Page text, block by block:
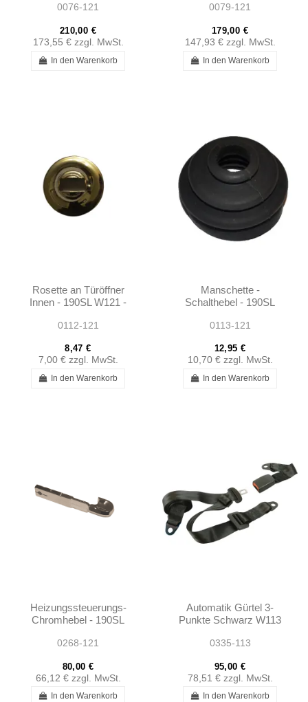
1897680202
0076-121
210,00 €
173,55 € zzgl. MwSt.
In den Warenkorb
0079-121
179,00 €
147,93 € zzgl. MwSt.
In den Warenkorb
Rosette an Türöffner
Innen - 190SL W121 -
0112-121
8,47 €
7,00 € zzgl. MwSt.
In den Warenkorb
Manschette -
Schalthebel - 190SL
0113-121
12,95 €
10,70 € zzgl. MwSt.
In den Warenkorb
Heizungssteuerungs-
Chromhebel - 190SL
0268-121
80,00 €
66,12 € zzgl. MwSt.
In den Warenkorb
Automatik Gürtel 3-
Punkte Schwarz W113
Porsche
0335-113
95,00 €
78,51 € zzgl. MwSt.
In den Warenkorb